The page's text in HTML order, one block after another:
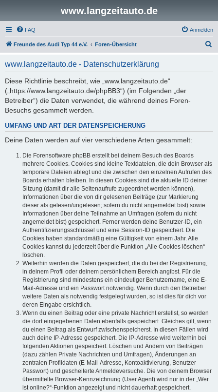
www.langzeitauto.de
FAQ Anmelden
Freunde des Audi Typ 44 e.V. Foren-Übersicht
www.langzeitauto.de - Datenschutzerklärung
Diese Richtlinie beschreibt, wie „www.langzeitauto.de“
(„https://www.langzeitauto.de/phpBB3“) (im Folgenden „der
Betreiber“) die Daten verwendet, die während deines Foren-
Besuchs gesammelt werden.
UMFANG UND ART DER DATENSPEICHERUNG
Deine Daten werden auf vier verschiedene Arten gesammelt:
Die Forensoftware phpBB erstellt bei deinem Besuch des Boards
mehrere Cookies. Cookies sind kleine Textdateien, die dein Browser als
temporäre Dateien ablegt und die zwischen den einzelnen Aufrufen des
Boards erhalten bleiben. In diesen Cookies sind die aktuelle ID deiner
Sitzung (damit dir alle Seitenaufrufe zugeordnet werden können),
Informationen über die von dir gelesenen Beiträge (zur Markierung
dieser als gelesen/ungelesen; sofern du nicht angemeldet bist) sowie
Informationen über deine Teilnahme an Umfragen (sofern du nicht
angemeldet bist) gespeichert. Ferner werden deine Benutzer-ID, ein
Authentifizierungsschlüssel und eine Session-ID gespeichert. Die
Cookies haben standardmäßig eine Gültigkeit von einem Jahr. Alle
Cookies kannst du jederzeit über die Funktion „Alle Cookies löschen“
löschen.
Weiterhin werden die Daten gespeichert, die du bei der Registrierung,
in deinem Profil oder deinem persönlichem Bereich angibst. Für die
Registrierung sind mindestens ein eindeutiger Benutzername, eine E-
Mail-Adresse und ein Passwort notwendig. Wenn durch den Betreiber
weitere Daten als notwendig festgelegt wurden, so ist dies für dich vor
deren Eingabe ersichtlich.
Wenn du einen Beitrag oder eine private Nachricht erstellst, so werden
die dort eingegebenen Daten ebenfalls gespeichert. Gleiches gilt, wenn
du einen Beitrag als Entwurf zwischenspeicherst. In diesen Fällen wird
auch deine IP-Adresse gespeichert. Die IP-Adresse wird weiterhin bei
folgenden Aktionen gespeichert: Löschen und Ändern von Beiträgen
(dazu zählen Private Nachrichten und Umfragen), Änderungen an
zentralen Profildaten (E-Mail-Adresse, Kontoaktivierung, Benutzer-
Passwort) und gescheiterte Anmeldeversuche. Die von deinem Browser
übermittelte Browser-Kennzeichnung (User Agent) wird nur in der „Wer
ist online?“-Funktion angezeigt und nicht dauerhaft gespeichert.